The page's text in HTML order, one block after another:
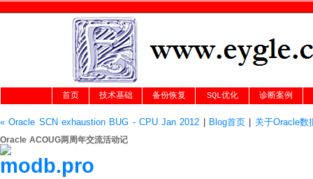
首页 技术基础 备份恢复 SQL优化 诊断案例
« Oracle SCN exhaustion BUG - CPU Jan 2012 Blog首页 关于Oracle数
Oracle ACOUG两周年交流活动记